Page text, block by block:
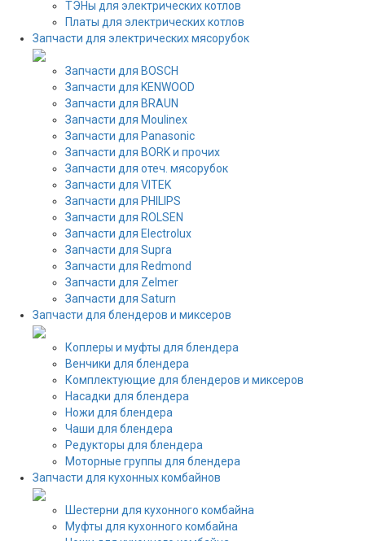
ТЭНы для электрических котлов
Платы для электрических котлов
Запчасти для электрических мясорубок
Запчасти для BOSCH
Запчасти для KENWOOD
Запчасти для BRAUN
Запчасти для Moulinex
Запчасти для Panasonic
Запчасти для BORK и прочих
Запчасти для отеч. мясорубок
Запчасти для VITEK
Запчасти для PHILIPS
Запчасти для ROLSEN
Запчасти для Electrolux
Запчасти для Supra
Запчасти для Redmond
Запчасти для Zelmer
Запчасти для Saturn
Запчасти для блендеров и миксеров
Коплеры и муфты для блендера
Венчики для блендера
Комплектующие для блендеров и миксеров
Насадки для блендера
Ножи для блендера
Чаши для блендера
Редукторы для блендера
Моторные группы для блендера
Запчасти для кухонных комбайнов
Шестерни для кухонного комбайна
Муфты для кухонного комбайна